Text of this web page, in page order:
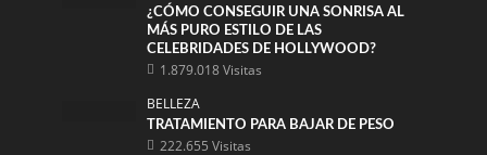
¿CÓMO CONSEGUIR UNA SONRISA AL
MÁS PURO ESTILO DE LAS
CELEBRIDADES DE HOLLYWOOD?
1.879.018 Visitas
BELLEZA
TRATAMIENTO PARA BAJAR DE PESO
222.655 Visitas